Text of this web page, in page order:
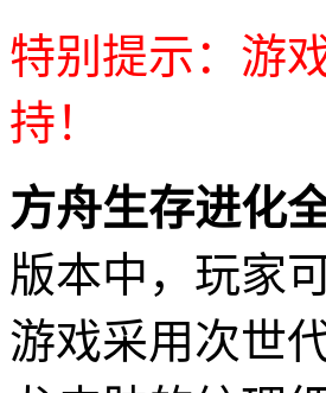
特别提示：游
持！
方舟生存进化
版本中，玩家
游戏采用次世